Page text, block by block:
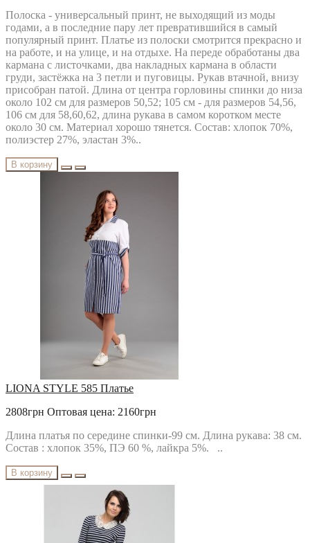
Полоска - универсальный принт, не выходящий из моды
годами, а в последние пару лет превратившийся в самый
популярный принт. Платье из полоски смотрится прекрасно и
на работе, и на улице, и на отдыхе. На переде обработаны два
кармана c листочками, два накладных кармана в области
груди, застёжка на 3 петли и пуговицы. Рукав втачной, внизу
присобран патой. Длина от центра горловины спинки до низа
около 102 см для размеров 50,52; 105 см - для размеров 54,56,
106 см для 58,60,62, длина рукава в самом коротком месте
около 30 см. Материал хорошо тянется. Состав: хлопок 70%,
полиэстер 27%, эластан 3%..
В корзину
LIONA STYLE 585 Платье
2808грн Оптовая цена: 2160грн
Длина платья по середине спинки-99 см. Длина рукава: 38 см.
Состав : хлопок 35%, ПЭ 60 %, лайкра 5%. ..
В корзину